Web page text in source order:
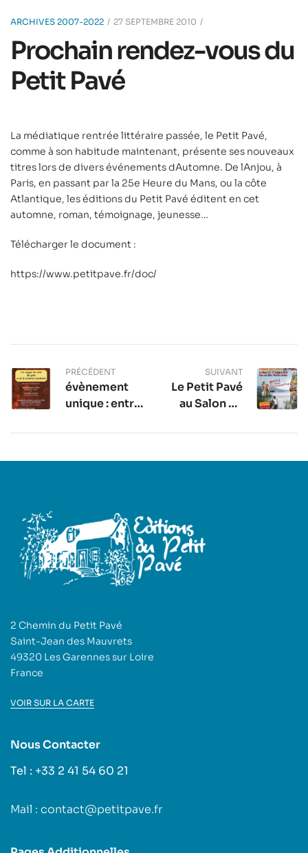
ARCHIVES 2007-2022 27 SEPTEMBRE 2010
Prochain rendez-vous du
Petit Pavé
La médiatique rentrée littéraire passée, le Petit Pavé,
comme à son habitude maintenant, présente ses nouveaux
titres lors de divers événements dAutomne. De lAnjou, à
Paris, en passant par la 25e Heure du Mans, ou la côte
Atlantique, les éditions du Petit Pavé éditent en cet
automne, roman, témoignage, jeunesse…
Télécharger le document :
https://www.petitpave.fr/doc/
PRÉCÉDENT
évènement
unique : entre
SUIVANT
Le Petit Pavé
au Salon du
2 Chemin du Petit Pavé
Saint-Jean des Mauvrets
49320 Les Garennes sur Loire
France
VOIR SUR LA CARTE
Nous Contacter
Tel : +33 2 41 54 60 21
Mail : contact@petitpave.fr